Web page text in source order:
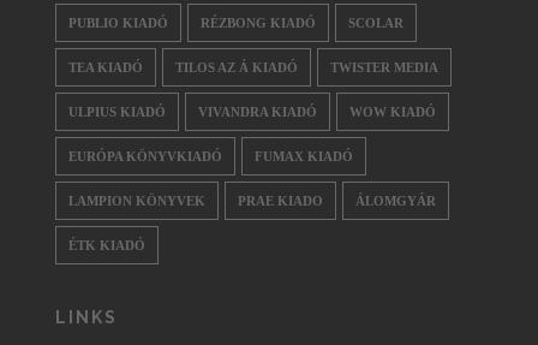
PUBLIO KIADÓ RÉZBONG KIADÓ SCOLAR
TEA KIADÓ TILOS AZ Á KIADÓ TWISTER MEDIA
ULPIUS KIADÓ VIVANDRA KIADÓ WOW KIADÓ
EURÓPA KÖNYVKIADÓ FUMAX KIADÓ
LAMPION KÖNYVEK PRAE KIADO ÁLOMGYÁR
ÉTK KIADÓ
LINKS